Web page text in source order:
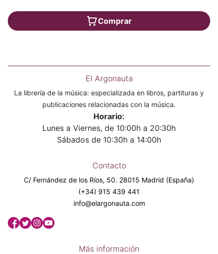
Comprar
El Argonauta
La librería de la música: especializada en libros, partituras y
publicaciones relacionadas con la música.
Horario:
Lunes a Viernes, de 10:00h a 20:30h
Sábados de 10:30h a 14:00h
Contacto
C/ Fernández de los Ríos, 50. 28015 Madrid (España)
(+34) 915 439 441
info@elargonauta.com
Más información